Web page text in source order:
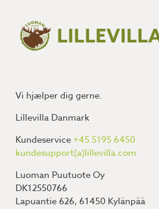
Vi hjælper dig gerne.
Lillevilla Danmark
Kundeservice+45 5195 6450
kundesupport(a)lillevilla.com
Luoman Puutuote Oy
DK12550766
Lapuantie 626, 61450 Kylänpää